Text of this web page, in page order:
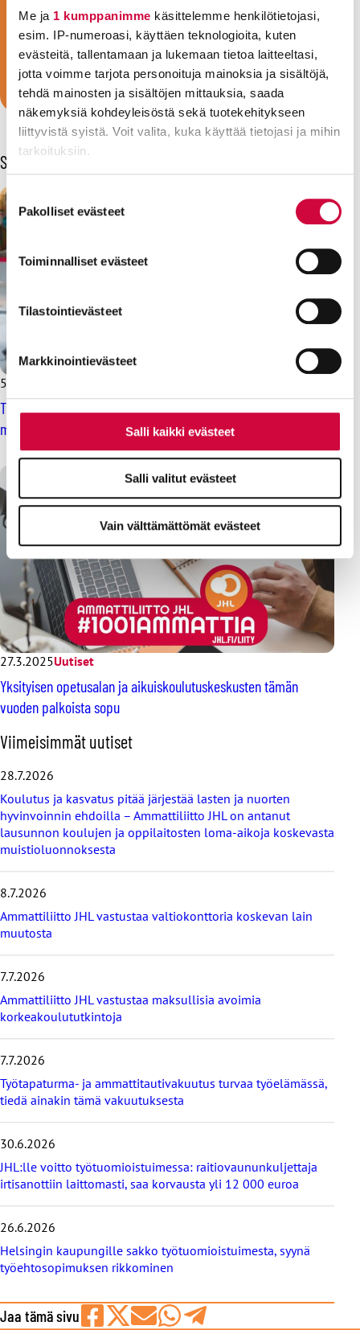
Me ja 1 kumppanimme käsittelemme henkilötietojasi,
esim. IP-numeroasi, käyttäen teknologioita, kuten
evästeitä, tallentamaan ja lukemaan tietoa laitteeltasi,
jotta voimme tarjota personoituja mainoksia ja sisältöjä,
tehdä mainosten ja sisältöjen mittauksia, saada
näkemyksiä kohdeyleisöstä sekä tuotekehitykseen
liittyvistä syistä. Voit valita, kuka käyttää tietojasi ja mihin
tarkoituksiin.
voit määrittää asetuksesi
. Voit muuttaa
parantavia, ja osaa käytetään tilastointi- tai
Suostumuksen
valinta
Pakolliset evästeet
Toiminnalliset evästeet
Tilastointievästeet
Markkinointievästeet
Salli kaikki evästeet
Salli valitut evästeet
Vain välttämättömät evästeet
keittäjä, sihteeri, vartija tai konduktööri,
olemme ammattiliittosi!
Liity jäseneksi!
Sinua voisi kiinnostaa myös
5.5.2025
Tällainen on uusi HYVTES: palkat nousevat yleisen linjan
mukaisesti, palkkaohjelma jatkuu
27.3.2025Uutiset
Yksityisen opetusalan ja aikuiskoulutuskeskusten tämän
vuoden palkoista sopu
O
h
i
t
a
v
i
i
i
s
i
ä
t
u
u
t
i
e
t
Viimeisimmät uutiset
28.7.2026
Koulutus ja kasvatus pitää järjestää lasten ja nuorten
hyvinvoinnin ehdoilla – Ammattiliitto JHL on antanut
lausunnon koulujen ja oppilaitosten loma-aikoja koskevasta
muistioluonnoksesta
8.7.2026
Ammattiliitto JHL vastustaa valtiokonttoria koskevan lain
muutosta
7.7.2026
Ammattiliitto JHL vastustaa maksullisia avoimia
korkeakoulututkintoja
7.7.2026
Työtapaturma- ja ammattitautivakuutus turvaa työelämässä,
tiedä ainakin tämä vakuutuksesta
30.6.2026
JHL:lle voitto työtuomioistuimessa: raitiovaununkuljettaja
irtisanottiin laittomasti, saa korvausta yli 12 000 euroa
26.6.2026
Helsingin kaupungille sakko työtuomioistuimesta, syynä
työehtosopimuksen rikkominen
Jaa tämä sivu